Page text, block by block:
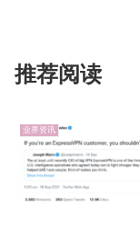
推荐阅读
业界资讯